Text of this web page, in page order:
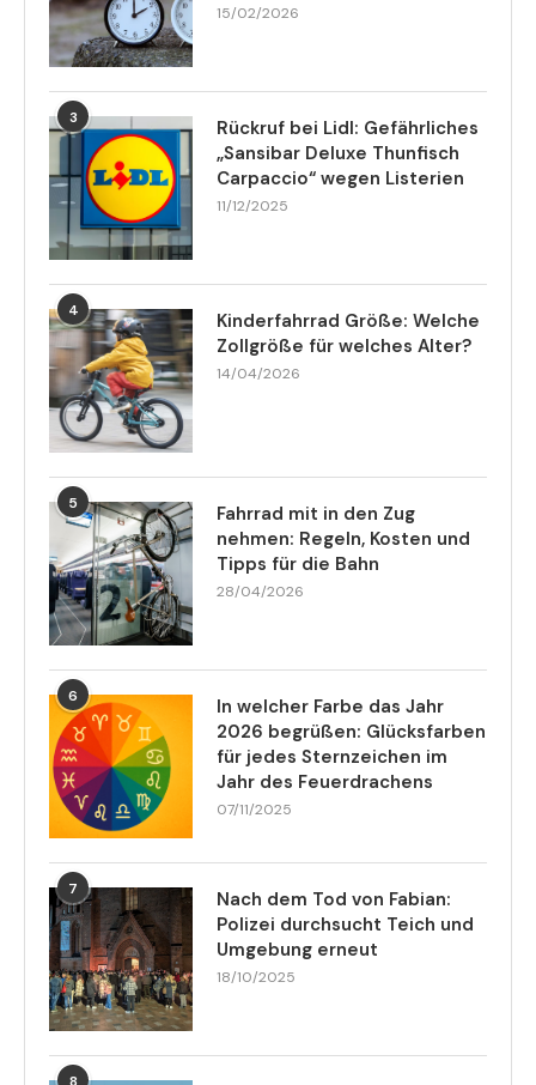
15/02/2026
3
Rückruf bei Lidl: Gefährliches
„Sansibar Deluxe Thunfisch
Carpaccio“ wegen Listerien
11/12/2025
4
Kinderfahrrad Größe: Welche
Zollgröße für welches Alter?
14/04/2026
5
Fahrrad mit in den Zug
nehmen: Regeln, Kosten und
Tipps für die Bahn
28/04/2026
6
In welcher Farbe das Jahr
2026 begrüßen: Glücksfarben
für jedes Sternzeichen im
Jahr des Feuerdrachens
07/11/2025
7
Nach dem Tod von Fabian:
Polizei durchsucht Teich und
Umgebung erneut
18/10/2025